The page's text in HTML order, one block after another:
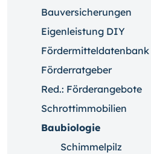
Bauversicherungen
Eigenleistung DIY
Fördermitteldatenbank
Förderratgeber
Red.: Förderangebote
Schrottimmobilien
Baubiologie
Schimmelpilz